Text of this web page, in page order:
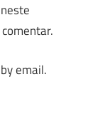
email.